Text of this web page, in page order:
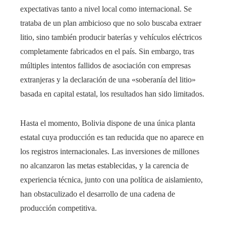
expectativas tanto a nivel local como internacional. Se
trataba de un plan ambicioso que no solo buscaba extraer
litio, sino también producir baterías y vehículos eléctricos
completamente fabricados en el país. Sin embargo, tras
múltiples intentos fallidos de asociación con empresas
extranjeras y la declaración de una «soberanía del litio»
basada en capital estatal, los resultados han sido limitados.
Hasta el momento, Bolivia dispone de una única planta
estatal cuya producción es tan reducida que no aparece en
los registros internacionales. Las inversiones de millones
no alcanzaron las metas establecidas, y la carencia de
experiencia técnica, junto con una política de aislamiento,
han obstaculizado el desarrollo de una cadena de
producción competitiva.